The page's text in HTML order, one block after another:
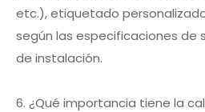
etc.), etiquetado
según las especificaciones de
de instalación.
6. ¿Qué importancia tiene la